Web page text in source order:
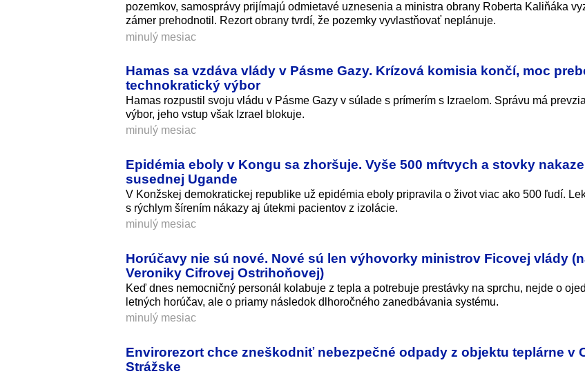
pozemkov, samosprávy prijímajú odmietavé uznesenia a ministra obrany Roberta Kaliňáka
zámer prehodnotil. Rezort obrany tvrdí, že pozemky vyvlastňovať neplánuje.
minulý mesiac
Hamas sa vzdáva vlády v Pásme Gazy. Krízová komisia končí, moc
technokratický výbor
Hamas rozpustil svoju vládu v Pásme Gazy v súlade s prímerím s Izraelom. Správu má
výbor, jeho vstup však Izrael blokuje.
minulý mesiac
Epidémia eboly v Kongu sa zhoršuje. Vyše 500 mŕtvych a stovky
susednej Ugande
V Konžskej demokratickej republike už epidémia eboly pripravila o život viac ako 500 ľudí.
s rýchlym šírením nákazy aj útekmi pacientov z izolácie.
minulý mesiac
Horúčavy nie sú nové. Nové sú len výhovorky ministrov Ficovej vlády
Veroniky Cifrovej Ostrihoňovej)
Keď dnes nemocničný personál kolabuje z tepla a potrebuje prestávky na sprchu, nejde o
letných horúčav, ale o priamy následok dlhoročného zanedbávania systému.
minulý mesiac
Envirorezort chce zneškodniť nebezpečné odpady z objektu teplárne v
Strážske